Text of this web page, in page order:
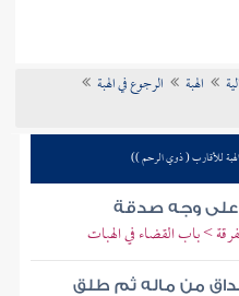
الهبة
الرجوع في الهبة
للأقارب ( ذوي الرحم ))
على وجه صدقة
> باب القضاء في الهبات
من ماله ثم طلق